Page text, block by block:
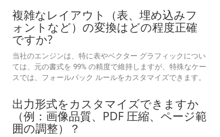
複雑なレイアウト（表、埋め込みフ
ォントなど）の変換はどの程度正確
ですか?
当社のエンジンは、特に表やベクター グラフィックについ
ては、元の書式を 99% の精度で維持しますが、特殊なケー
スでは、フォールバック ルールをカスタマイズできます。
出力形式をカスタマイズできますか
（例：画像品質、PDF 圧縮、ページ範
囲の調整）？